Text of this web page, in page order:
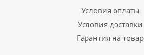
Условия оплаты
Условия доставки
Гарантия на товар